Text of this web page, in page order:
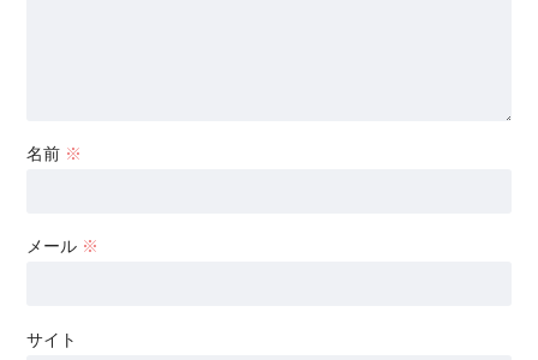
名前 ※
メール ※
サイト